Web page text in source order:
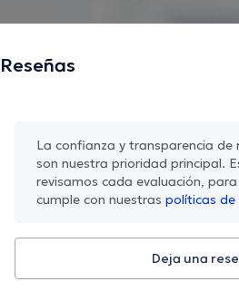
Reseñas
La confianza y transparencia de
son nuestra prioridad principal.
revisamos cada evaluación,
cumple con nuestras políticas de
Deja una